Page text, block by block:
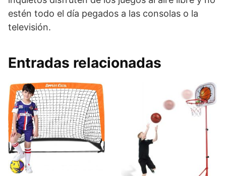
estén todo el día pegados a las consolas o la
televisión.
Entradas relacionadas